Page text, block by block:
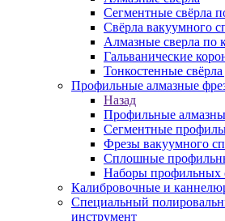
Сегментные свёрла
Свёрла вакуумного
Алмазные сверла по
Гальванические
Тонкостенные
Профильные алмазные
Назад
Профильные
Сегментные
Фрезы вакуумного
Сплошные
Наборы профильных
Калибровочные и
Специальный
инструмент